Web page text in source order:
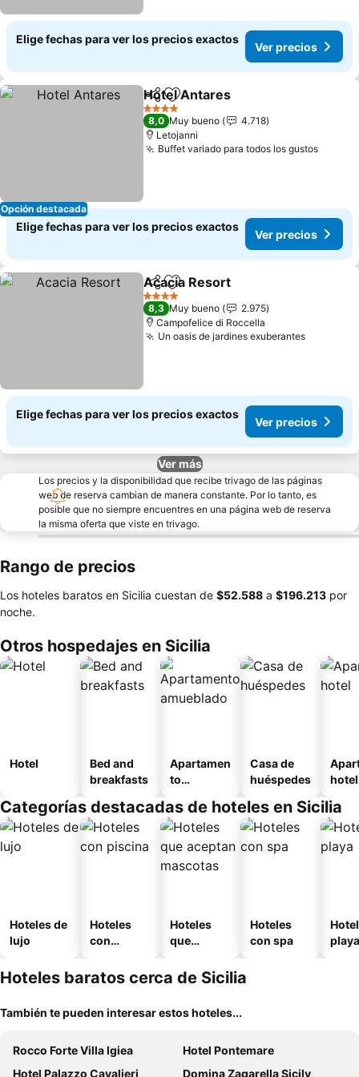
Elige fechas para ver los precios exactos
Ver precios
Opción destacada
CompartirAgregar a favoritos
Hotel Antares
4 Estrellas
8,0 Muy bueno
4.718
Letojanni
Buffet variado para todos los gustosVer
Elige fechas para ver los precios exactos
Ver precios
CompartirAgregar a favoritos
Acacia Resort
4 Estrellas
8,3 Muy bueno
2.975
Campofelice di Roccella
Un oasis de jardines exuberantesVer
Elige fechas para ver los precios exactos
Ver precios
Ver más
Los precios y la disponibilidad que recibe trivago de las páginas
web de reserva cambian de manera constante. Por lo tanto, es
posible que no siempre encuentres en una página web de reserva
la misma oferta que viste en trivago.
Rango de precios
Los hoteles baratos en Sicilia cuestan de ‎$52.588 a ‎$196.213 por
noche.
Otros hospedajes en Sicilia
Hotel
Bed and
breakfasts
Apartamen
to
o
Casa de
huéspedes
hotel
Categorías destacadas de hoteles en Sicilia
Hoteles de
lujo
Hoteles
con
Hoteles
que
mascotas
Hoteles
con spa
playa
Hoteles baratos cerca de Sicilia
También te pueden interesar estos hoteles...
Rocco Forte Villa Igiea
Hotel Pontemare
Hotel Palazzo Cavalieri
Domina Zagarella Sicily